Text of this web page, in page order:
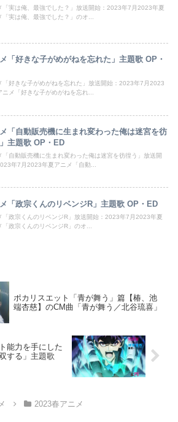
「実は俺、最強でした？」放送開始：2023年7月2023年夏
「実は俺、最強でした？」のオ...
「好きな子がめがねを忘れた」主題歌 OP・
「好きな子がめがねを忘れた」放送開始：2023年7月2023
ニメ「好きな子がめがねを忘れ...
「自動販売機に生まれ変わった俺は迷宮を彷
主題歌 OP・ED
「自動販売機に生まれ変わった俺は迷宮を彷徨う」放送開
年7月2023年夏アニメ「自動...
「政宗くんのリベンジR」主題歌 OP・ED
「政宗くんのリベンジR」放送開始：2023年7月2023年夏
「政宗くんのリベンジR」のオ...
ポカリスエット「青が舞う」篇【椿、池
端杏慈】のCM曲「青が舞う／北谷琉喜」
能力を手にした
する」主題歌
2023春アニメ